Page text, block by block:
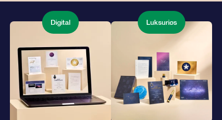
Digital Luksuriøs